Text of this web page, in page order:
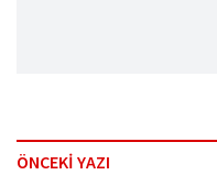
ÖNCEKİ YAZI